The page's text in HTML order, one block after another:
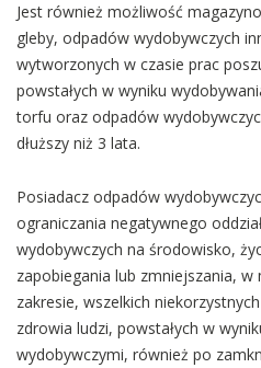
Jest również możliwość
gleby, odpadów wydobywczych
wytworzonych w czasie prac
powstałych w wyniku
torfu oraz odpadów
dłuższy niż 3 lata.
Posiadacz odpadów
ograniczania negatywnego
wydobywczych na środowisko,
zapobiegania lub zmniejszania,
zakresie, wszelkich
zdrowia ludzi, powstałych w
wydobywczymi, również po